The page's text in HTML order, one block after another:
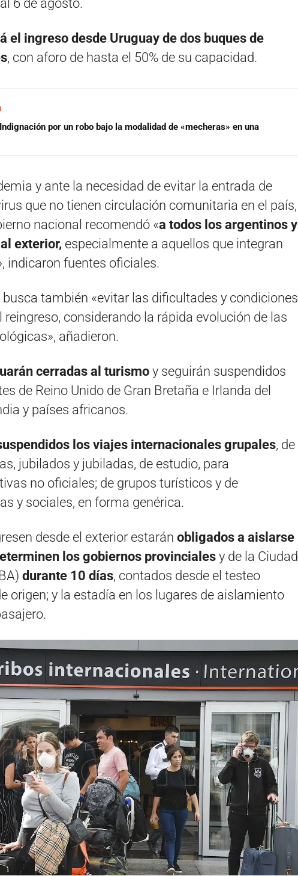
6 de agosto.
el ingreso desde Uruguay de dos buques de
, con aforo de hasta el 50% de su capacidad.
por un robo bajo la modalidad de «mecheras» en una
y ante la necesidad de evitar la entrada de
que no tienen circulación comunitaria en el país,
nacional recomendó «a todos los argentinos y
exterior, especialmente a aquellos que integran
indicaron fuentes oficiales.
también «evitar las dificultades y condiciones
considerando la rápida evolución de las
añadieron.
cerradas al turismo y seguirán suspendidos
de Reino Unido de Gran Bretaña e Irlanda del
y países africanos.
los viajes internacionales grupales, de
jubilados y jubiladas, de estudio, para
no oficiales; de grupos turísticos y de
y sociales, en forma genérica.
desde el exterior estarán obligados a aislarse
los gobiernos provinciales y de la Ciudad
durante 10 días, contados desde el testeo
origen; y la estadía en los lugares de aislamiento